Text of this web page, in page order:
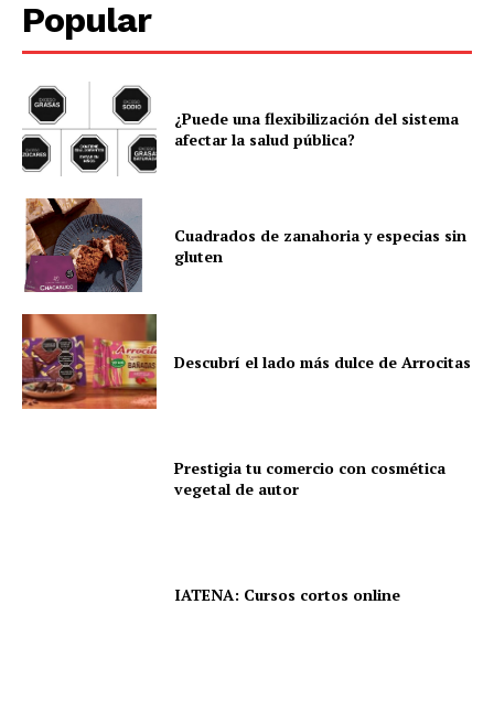
Popular
¿Puede una flexibilización del sistema
afectar la salud pública?
Cuadrados de zanahoria y especias sin
gluten
Descubrí el lado más dulce de Arrocitas
Prestigia tu comercio con cosmética
vegetal de autor
IATENA: Cursos cortos online